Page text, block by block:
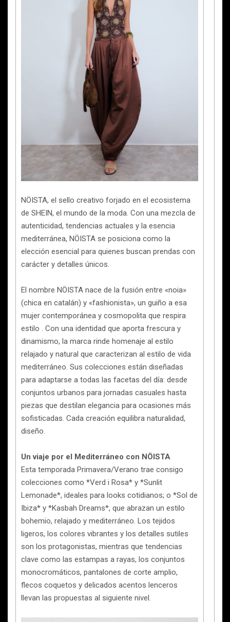
NÖISTA, el sello creativo forjado en el ecosistema
de SHEIN, el mundo de la moda. Con una mezcla de
autenticidad, tendencias actuales y la esencia
mediterránea, NÖISTA se posiciona como la
elección esencial para quienes buscan prendas con
carácter y detalles únicos.
El nombre NÖISTA nace de la fusión entre «noia»
(chica en catalán) y «fashionista», un guiño a esa
mujer contemporánea y cosmopolita que respira
estilo . Con una identidad que aporta frescura y
dinamismo, la marca rinde homenaje al estilo
relajado y natural que caracterizan al estilo de vida
mediterráneo. Sus colecciones están diseñadas
para adaptarse a todas las facetas del día: desde
conjuntos urbanos para jornadas casuales hasta
piezas que destilan elegancia para ocasiones más
sofisticadas. Cada creación equilibra naturalidad,
diseño.
Un viaje por el Mediterráneo con NÖISTA
Esta temporada Primavera/Verano trae consigo
colecciones como *Verd i Rosa* y *Sunlit
Lemonade*, ideales para looks cotidianos; o *Sol de
Ibiza* y *Kasbah Dreams*, que abrazan un estilo
bohemio, relajado y mediterráneo. Los tejidos
ligeros, los colores vibrantes y los detalles sutiles
son los protagonistas, mientras que tendencias
clave como las estampas a rayas, los conjuntos
monocromáticos, pantalones de corte amplio,
flecos coquetos y delicados acentos lenceros
llevan las propuestas al siguiente nivel.